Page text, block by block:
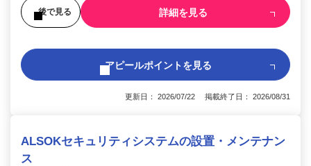
後で見る 詳細を見る
アピールポイントを見る
更新日： 2026/07/22 掲載終了日： 2026/08/31
ALSOKセキュリティシステムの設置・メンテナン
ス